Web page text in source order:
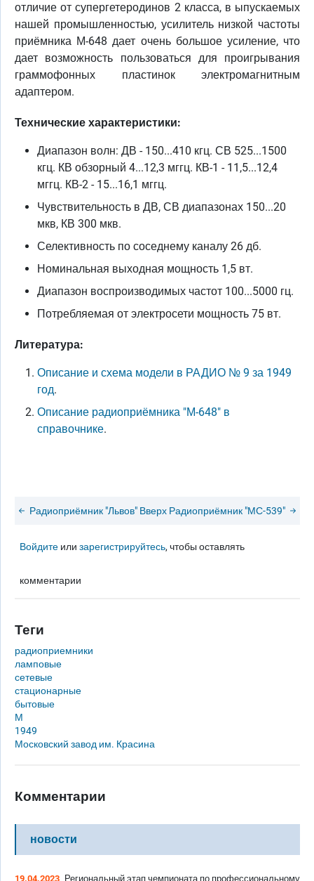
отличие от супергетеродинов 2 класса, в ыпускаемых
нашей промышленностью, усилитель низкой частоты
приёмника М-648 дает очень большое усиление, что
дает возможность пользоваться для проигрывания
граммофонных пластинок электромагнитным
адаптером.
Технические характеристики:
Диапазон волн: ДВ - 150...410 кгц. СВ 525...1500
кгц. КВ обзорный 4...12,3 мггц. КВ-1 - 11,5...12,4
мггц. КВ-2 - 15...16,1 мггц.
Чувствительность в ДВ, СВ диапазонах 150...20
мкв, КВ 300 мкв.
Селективность по соседнему каналу 26 дб.
Номинальная выходная мощность 1,5 вт.
Диапазон воспроизводимых частот 100...5000 гц.
Потребляемая от электросети мощность 75 вт.
Литература:
Описание и схема модели в РАДИО № 9 за 1949
год.
Описание радиоприёмника "М-648" в
справочнике.
Радиоприёмник "Львов" Вверх Радиоприёмник "МС-539"
Войдите илизарегистрируйтесь, чтобы оставлять
комментарии
Теги
радиоприемники
ламповые
сетевые
стационарные
бытовые
М
1949
Московский завод им. Красина
Комментарии
новости
19.04.2023 Региональный этап чемпионата по профессиональному